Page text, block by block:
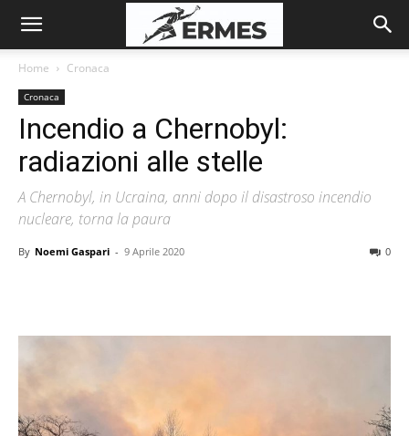
Home Cronaca
Cronaca
Incendio a Chernobyl:
radiazioni alle stelle
A Chernobyl, in Ucraina, anni dopo il disastroso incendio
nucleare, torna la paura
By Noemi Gaspari - 9 Aprile 2020 0